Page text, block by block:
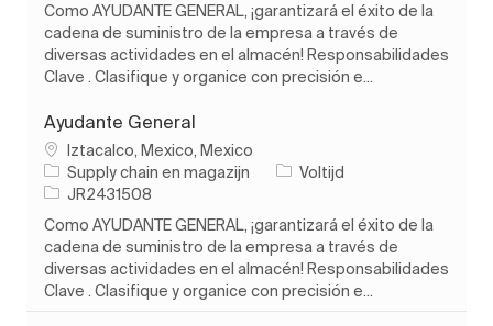
Como AYUDANTE GENERAL, ¡garantizará el éxito de la
cadena de suministro de la empresa a través de
diversas actividades en el almacén! Responsabilidades
Clave . Clasifique y organice con precisión e...
Ayudante General
PlaatsIztacalco, Mexico, Mexico
Categorie
Supply chain en magazijn Soort baan
Voltijd
Taak-ID
JR2431508
Como AYUDANTE GENERAL, ¡garantizará el éxito de la
cadena de suministro de la empresa a través de
diversas actividades en el almacén! Responsabilidades
Clave . Clasifique y organice con precisión e...